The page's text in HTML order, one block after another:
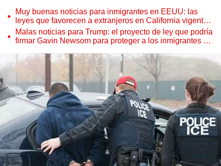
Muy buenas noticias para inmigrantes en EEUU: las
leyes que favorecen a extranjeros en California vigentes
durante el gobierno de Newsom
Malas noticias para Trump: el proyecto de ley que podría
firmar Gavin Newsom para proteger a los inmigrantes y